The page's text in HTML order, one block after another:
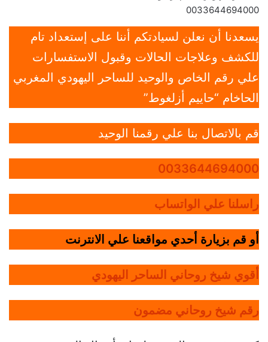
0033644694000
يسعدنا أن نعلن لسيادتكم أننا على إستعداد تام
للكشف وعلاجات الحالات وقبول الاستفسارات
علي رقم الخاص والوحيد للساحر اليهودي المغربي
الحاخام “حاييم أزلغوط”
قم بالاتصال بنا علي رقمنا الوحيد
0033644694000
راسلنا علي الواتساب
أو قم بزيارة أحدي مواقعنا علي الانترنت
أقوي شيخ روحاني الساحر اليهودي
رقم شيخ روحاني مضمون